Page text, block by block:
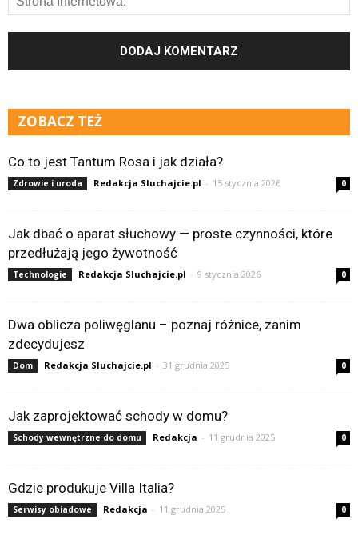
ZOBACZ TEŻ
Co to jest Tantum Rosa i jak działa?
Zdrowie i uroda Redakcja Sluchajcie.pl - 15 stycznia 2026 0
Jak dbać o aparat słuchowy — proste czynności, które
przedłużają jego żywotność
Technologie Redakcja Sluchajcie.pl - 9 stycznia 2026 0
Dwa oblicza poliwęglanu – poznaj różnice, zanim
zdecydujesz
Dom Redakcja Sluchajcie.pl - 31 grudnia 2025 0
Jak zaprojektować schody w domu?
Schody wewnętrzne do domu Redakcja - 11 grudnia 2025 0
Gdzie produkuje Villa Italia?
Serwisy obiadowe Redakcja - 11 grudnia 2025 0